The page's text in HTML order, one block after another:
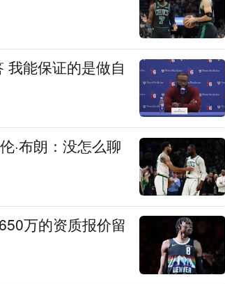
我能保证的是做自
·布朗：没怎么聊
万的资质报价留